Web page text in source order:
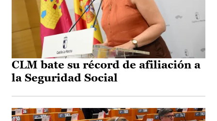
CLM bate su récord de afiliación a
la Seguridad Social